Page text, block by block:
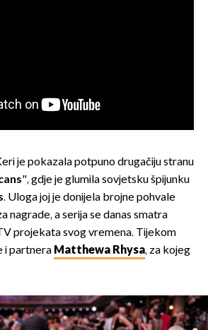
je pokazala potpuno drugačiju stranu
", gdje je glumila sovjetsku špijunku
. Uloga joj je donijela brojne pohvale
nagrade, a serija se danas smatra
projekata svog vremena. Tijekom
i partnera Matthewa Rhysa, za kojeg